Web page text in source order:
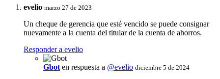
evelio marzo 27 de 2023
Un cheque de gerencia que esté vencido se puede consignar
nuevamente a la cuenta del titular de la cuenta de ahorros.
Responder a evelio
Gbot en respuesta a @evelio diciembre 5 de 2024